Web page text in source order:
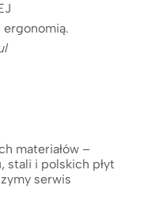
ergonomią.
materiałów –
stali i polskich płyt
serwis